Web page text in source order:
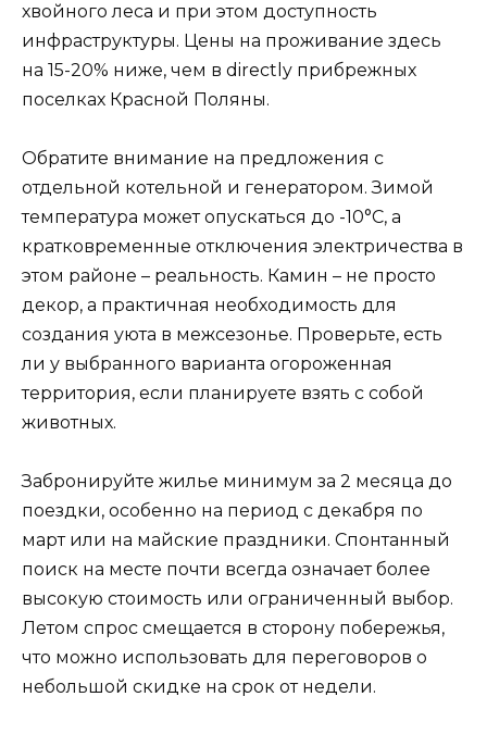
хвойного леса и при этом доступность
инфраструктуры. Цены на проживание здесь
на 15-20% ниже, чем в directly прибрежных
поселках Красной Поляны.
Обратите внимание на предложения с
отдельной котельной и генератором. Зимой
температура может опускаться до -10°C, а
кратковременные отключения электричества в
этом районе – реальность. Камин – не просто
декор, а практичная необходимость для
создания уюта в межсезонье. Проверьте, есть
ли у выбранного варианта огороженная
территория, если планируете взять с собой
животных.
Забронируйте жилье минимум за 2 месяца до
поездки, особенно на период с декабря по
март или на майские праздники. Спонтанный
поиск на месте почти всегда означает более
высокую стоимость или ограниченный выбор.
Летом спрос смещается в сторону побережья,
что можно использовать для переговоров о
небольшой скидке на срок от недели.